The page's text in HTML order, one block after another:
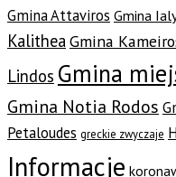
Gmina Attaviros Gmina
KalitheaGmina
Lindos Gmina
Gmina Notia Rodos
Petaloudes greckie zwyczaje
Informacje